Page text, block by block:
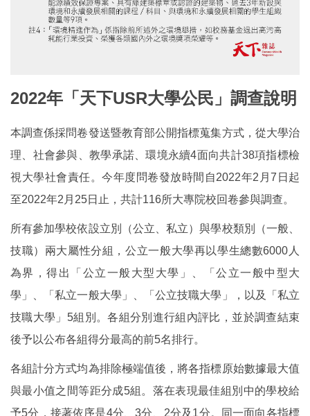
2022年「天下USR大學公民」調查說明
本調查係採問卷發送暨教育部公開指標蒐集方式，從大學治
理、社會參與、教學承諾、環境永續4面向共計38項指標檢
視大學社會責任。今年度問卷發放時間自2022年2月7日起
至2022年2月25日止，共計116所大專院校回卷參與調查。
所有參加學校依設立別（公立、私立）與學校類別（一般、
技職）兩大屬性分組，公立一般大學再以學生總數6000人
為界，得出「公立一般大型大學」、「公立一般中型大
學」、「私立一般大學」、「公立技職大學」，以及「私立
技職大學」5組別。各組分別進行組內評比，並於調查結束
後予以公布各組得分最高的前5名排行。
各組計分方式均為排除極端值後，將各指標原始數據最大值
與最小值之間等距分成5組。落在表現最佳組別中的學校給
予5分，接著依序是4分、3分、2分及1分。同一面向各指標